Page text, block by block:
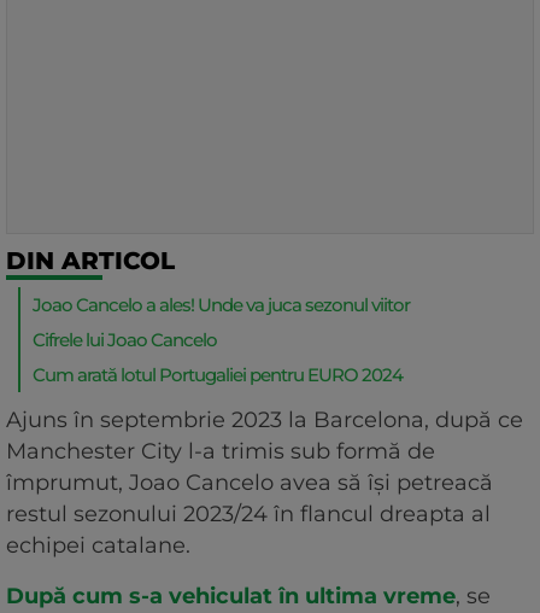
DIN ARTICOL
Joao Cancelo a ales! Unde va juca sezonul viitor
Cifrele lui Joao Cancelo
Cum arată lotul Portugaliei pentru EURO 2024
Ajuns în septembrie 2023 la Barcelona, după ce
Manchester City l-a trimis sub formă de
împrumut, Joao Cancelo avea să își petreacă
restul sezonului 2023/24 în flancul dreapta al
echipei catalane.
După cum s-a vehiculat în ultima vreme, se